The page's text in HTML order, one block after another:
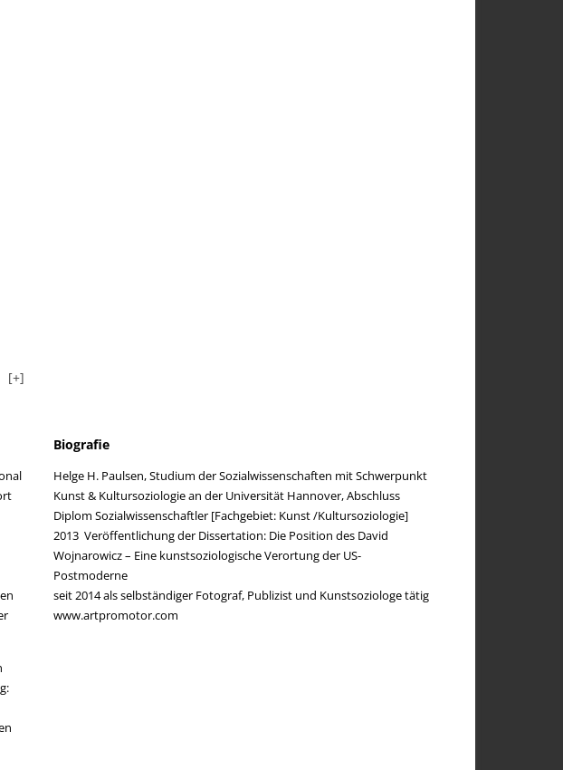
[+]
Biografie
Helge H. Paulsen, Studium der Sozialwissenschaften mit Schwerpunkt
Kunst & Kultursoziologie an der Universität Hannover, Abschluss
Diplom Sozialwissenschaftler [Fachgebiet: Kunst /Kultursoziologie]
2013 Veröffentlichung der Dissertation: Die Position des David
Wojnarowicz – Eine kunstsoziologische Verortung der US-
Postmoderne
seit 2014 als selbständiger Fotograf, Publizist und Kunstsoziologe tätig
www.artpromotor.com